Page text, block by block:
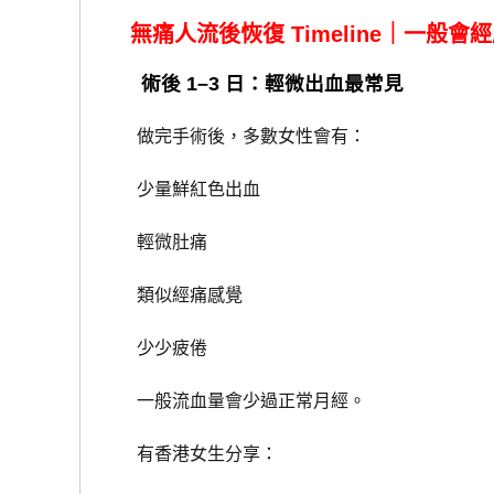
無痛人流後恢復 Timeline｜一般會
術後 1–3 日：輕微出血最常見
做完手術後，多數女性會有：
少量鮮紅色出血
輕微肚痛
類似經痛感覺
少少疲倦
一般流血量會少過正常月經。
有香港女生分享：